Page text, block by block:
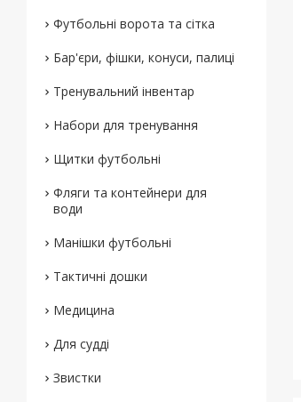
Футбольні ворота та сітка
Бар'єри, фішки, конуси, палиці
Тренувальний інвентар
Набори для тренування
Щитки футбольні
Фляги та контейнери для
води
Манішки футбольні
Тактичні дошки
Медицина
Для судді
Звистки